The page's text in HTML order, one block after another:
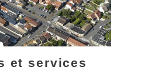
et services